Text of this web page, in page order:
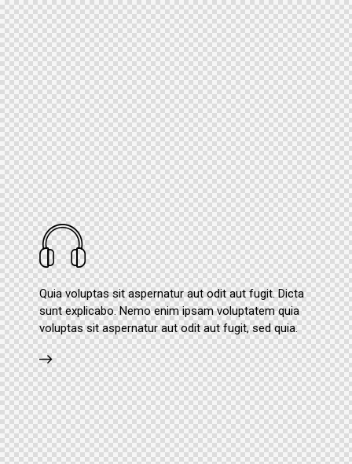
Quia voluptas sit aspernatur aut odit aut fugit. Dicta
sunt explicabo. Nemo enim ipsam voluptatem quia
voluptas sit aspernatur aut odit aut fugit, sed quia.